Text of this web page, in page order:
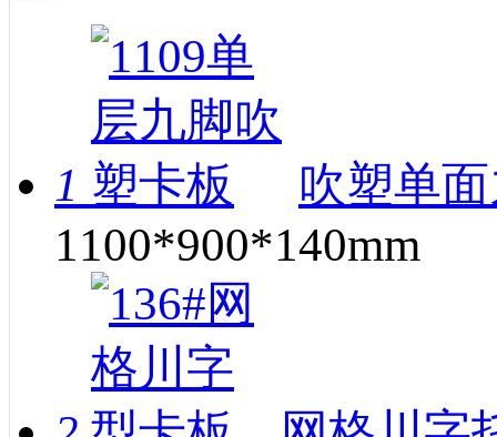
1
吹塑单
1100*900*140mm